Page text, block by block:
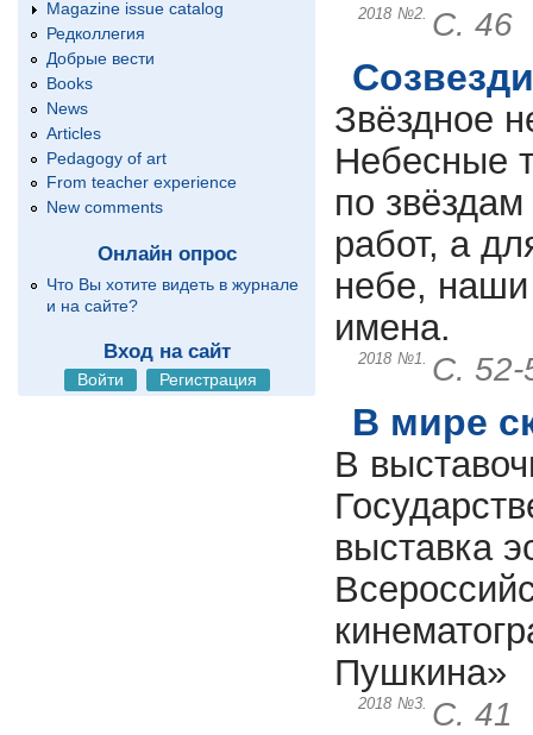
Magazine issue catalog
Редколлегия
Добрые вести
Books
News
Articles
Pedagogy of art
From teacher experience
New comments
Онлайн опрос
Что Вы хотите видеть в журнале
и на сайте?
Вход на сайт
Войти Регистрация
2018 №2. С. 46
Звёздное
Небесные
по
работ, а
небе, наши
имена.
2018 №1. С. 52-
В мире
В
выставка
Пушкина»
2018 №3. С. 41